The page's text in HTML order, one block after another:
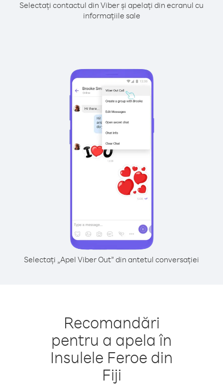
Selectați contactul din Viber și apelați din ecranul cu
informațiile sale
Selectați „Apel Viber Out” din antetul conversației
Recomandări
pentru a apela în
Insulele Feroe din
Fiji